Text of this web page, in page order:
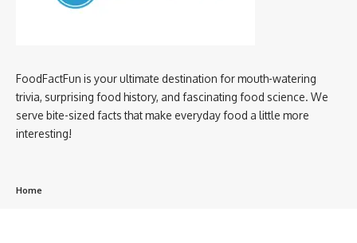
FoodFactFun is your ultimate destination for mouth-watering
trivia, surprising food history, and fascinating food science. We
serve bite-sized facts that make everyday food a little more
interesting!
Home